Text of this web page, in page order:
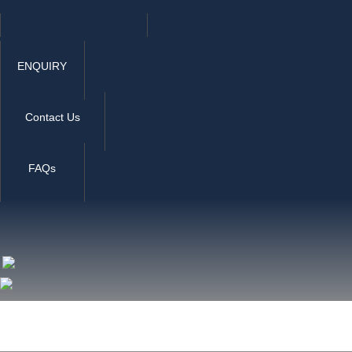
ENQUIRY
Contact Us
FAQs